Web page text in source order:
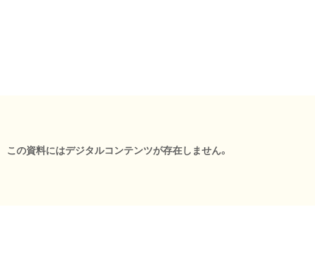
この資料にはデジタルコンテンツが存在しません。